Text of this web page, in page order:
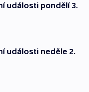
události pondělí 3.
události neděle 2.